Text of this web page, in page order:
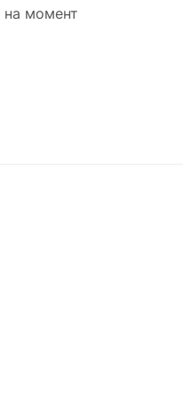
момент